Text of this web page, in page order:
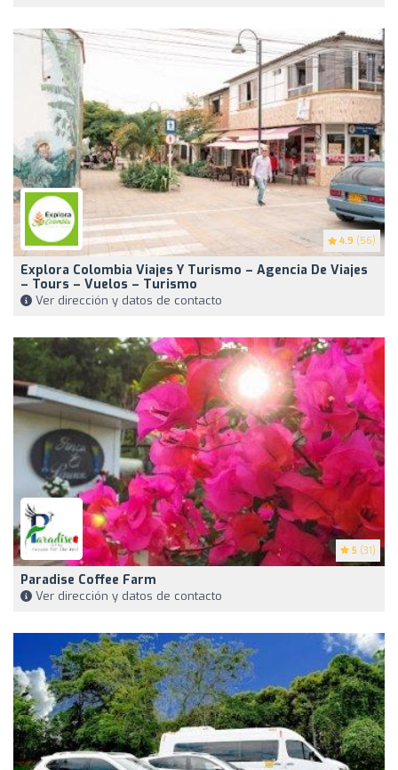
4.9 (56)
Explora Colombia Viajes Y Turismo – Agencia De Viajes
– Tours – Vuelos – Turismo
Ver dirección y datos de contacto
5 (31)
Paradise Coffee Farm
Ver dirección y datos de contacto